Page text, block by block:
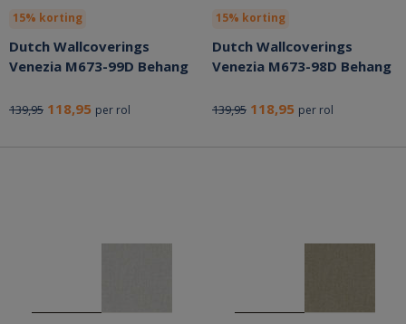
15% korting
Dutch Wallcoverings
Venezia M673-99D Behang
139,95 118,95 per rol
15% korting
Dutch Wallcoverings
Venezia M673-98D Behang
139,95 118,95 per rol